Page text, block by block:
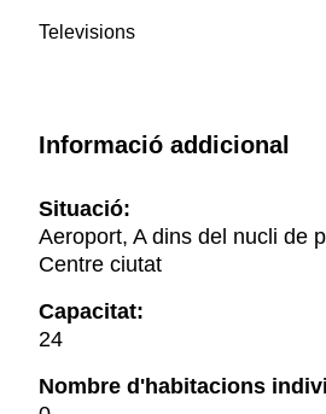
Televisions
Informació addicional
Situació:
Aeroport, A dins del nucli de
Centre ciutat
Capacitat:
24
Nombre d'habitacions